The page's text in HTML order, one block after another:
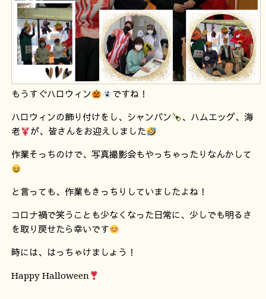
もうすぐハロウィン ですね！
ハロウィンの飾り付けをし、シャンパン
、ハムエッグ、海
老
が、皆さんをお迎えしました
作業そっちのけで、写真撮影会もやっちゃったりなんかして
と言っても、作業もきっちりしていましたよね！
コロナ禍で笑うことも少なくなった日常に、少しでも明るさ
を取り戻せたら幸いです
時には、はっちゃけましょう！
Happy Halloween